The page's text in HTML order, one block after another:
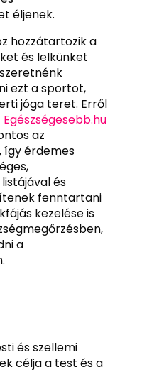
éljenek.
hozzátartozik a
és lelkünket
ezt a sportot,
jóga teret. Erről
Egészségesebb.hu
az
így érdemes
és
fenntartani
kezelése is
a
és szellemi
célja a test és a